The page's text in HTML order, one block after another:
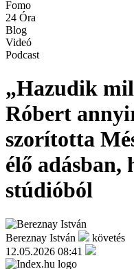
Fomo
24 Óra
Blog
Videó
Podcast
„Hazudik
Róbert
szorította
élő adásban,
stúdióból
Bereznay István
követés
12.05.2026 08:41